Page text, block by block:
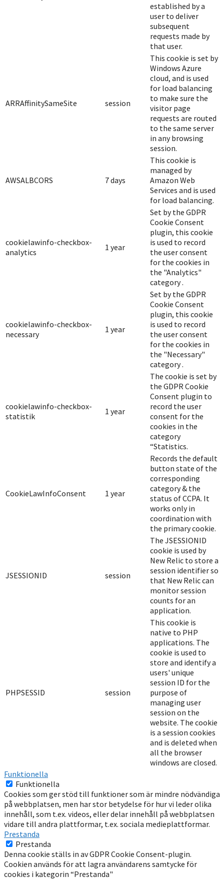
established by a
user to deliver
subsequent
requests made by
that user.
ARRAffinitySameSite session
This cookie is set by
Windows Azure
cloud, and is used
for load balancing
to make sure the
visitor page
requests are routed
to the same server
in any browsing
session.
AWSALBCORS 7 days
This cookie is
managed by
Amazon Web
Services and is used
for load balancing.
cookielawinfo-checkbox-
analytics
1 year
Set by the GDPR
Cookie Consent
plugin, this cookie
is used to record
the user consent
for the cookies in
the "Analytics"
category .
cookielawinfo-checkbox-
necessary
1 year
Set by the GDPR
Cookie Consent
plugin, this cookie
is used to record
the user consent
for the cookies in
the "Necessary"
category .
cookielawinfo-checkbox-
statistik
1 year
The cookie is set by
the GDPR Cookie
Consent plugin to
record the user
consent for the
cookies in the
category
“Statistics.
CookieLawInfoConsent 1 year
Records the default
button state of the
corresponding
category & the
status of CCPA. It
works only in
coordination with
the primary cookie.
JSESSIONID session
The JSESSIONID
cookie is used by
New Relic to store a
session identifier so
that New Relic can
monitor session
counts for an
application.
PHPSESSID session
This cookie is
native to PHP
applications. The
cookie is used to
store and identify a
users' unique
session ID for the
purpose of
managing user
session on the
website. The cookie
is a session cookies
and is deleted when
all the browser
windows are closed.
Funktionella
Funktionella
Cookies som ger stöd till funktioner som är mindre nödvändiga
på webbplatsen, men har stor betydelse för hur vi leder olika
innehåll, som t.ex. videos, eller delar innehåll på webbplatsen
vidare till andra plattformar, t.ex. sociala medieplattformar.
Prestanda
Prestanda
Denna cookie ställs in av GDPR Cookie Consent-plugin.
Cookien används för att lagra användarens samtycke för
cookies i kategorin “Prestanda"